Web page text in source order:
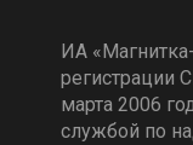
ИА
марта 2006
службой по